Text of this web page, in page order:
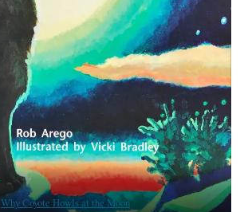
Why Coyote Howls at the Moon